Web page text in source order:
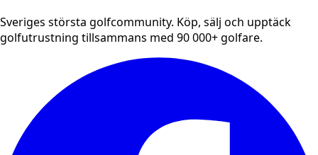
Sveriges största golfcommunity. Köp, sälj och upptäck
golfutrustning tillsammans med 90 000+ golfare.